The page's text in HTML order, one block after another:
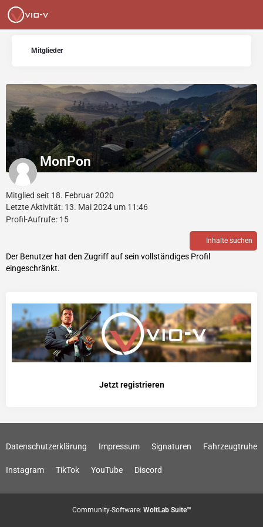
Mitglieder
MonPon
Mitglied seit 18. Februar 2020
Letzte Aktivität: 13. Mai 2024 um 11:46
Profil-Aufrufe 15
Inhalte suchen
Der Benutzer hat den Zugriff auf sein vollständiges Profil
eingeschränkt.
Jetzt registrieren
Datenschutzerklärung Impressum Signaturen Fahrzeugtruhe
Instagram TikTok YouTube Discord
Community-Software: WoltLab Suite™